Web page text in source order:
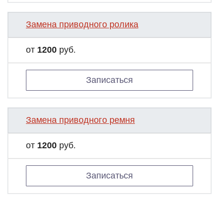
Замена приводного ролика
от 1200 руб.
Записаться
Замена приводного ремня
от 1200 руб.
Записаться